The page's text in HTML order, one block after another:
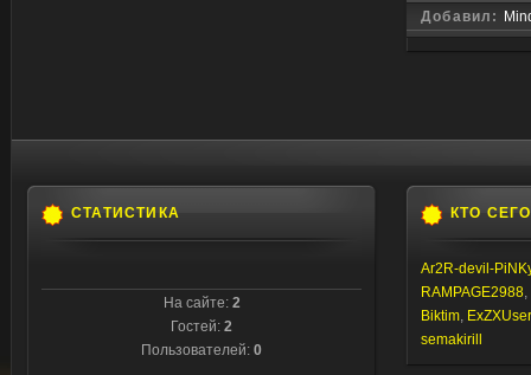
Добавил:
СТАТИСТИКА
На сайте: 2
Гостей: 2
Пользователей: 0
КТО
Ar2R-devil-
RAMPAGE2988,
Biktim, ExZXUser
semakirill